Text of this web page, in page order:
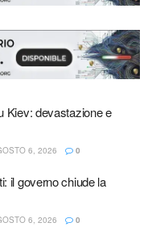
Kiev: devastazione e
6, 2026 0
il governo chiude la
6, 2026 0